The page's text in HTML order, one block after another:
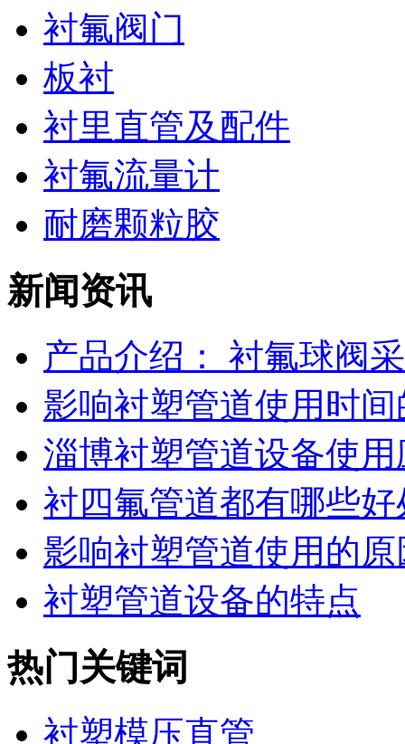
衬氟阀门
板衬
衬里直管及配件
衬氟流量计
耐磨颗粒胶
新闻资讯
产品介绍： 衬氟球阀
影响衬塑管道使用时
淄博衬塑管道设备使用
衬四氟管道都有哪些好
影响衬塑管道使用的原
衬塑管道设备的特点
热门关键词
衬塑模压直管